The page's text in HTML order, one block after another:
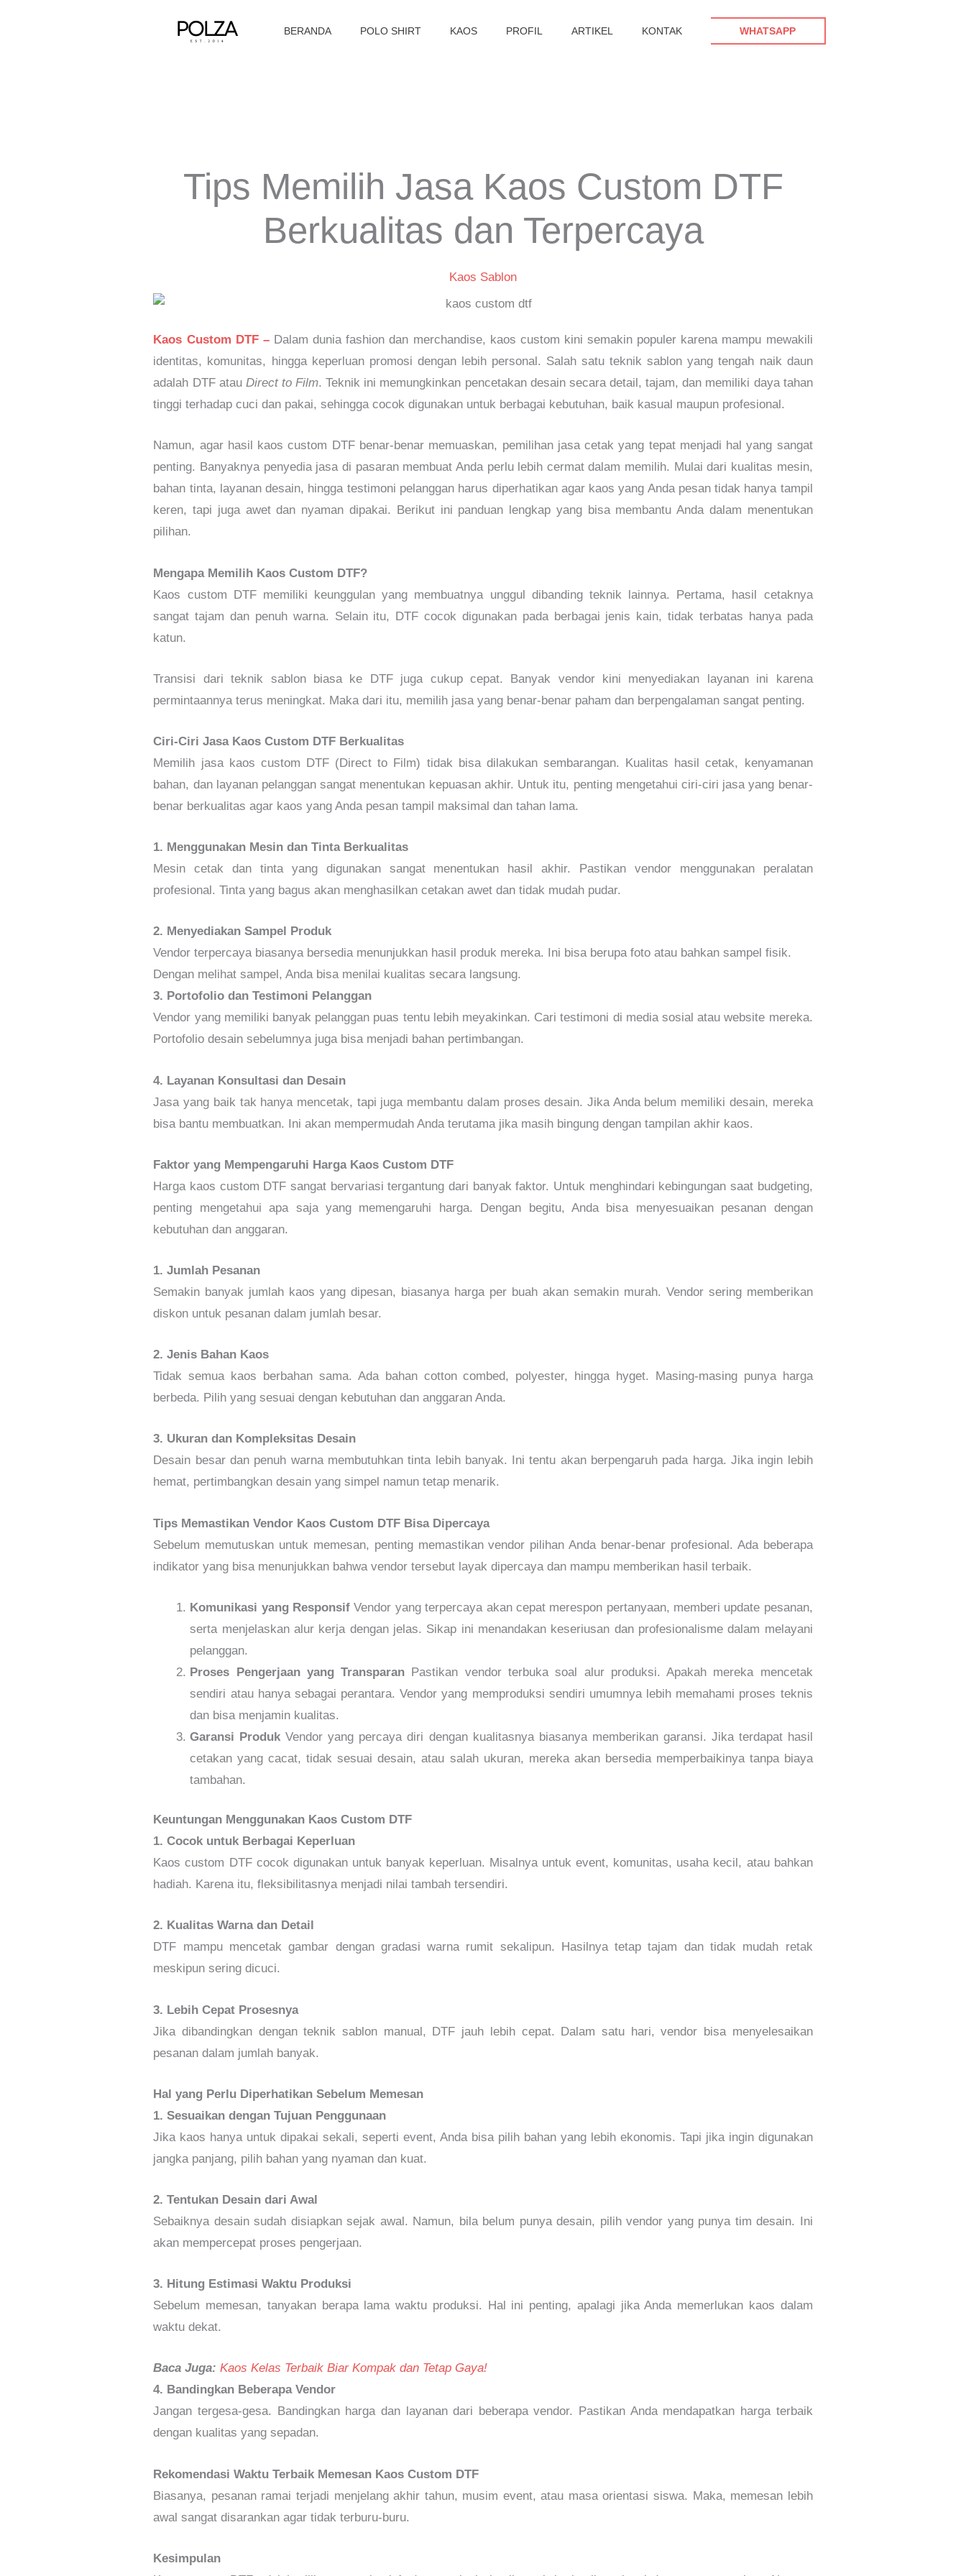
BERANDA POLO SHIRT KAOS PROFIL ARTIKEL KONTAK WHATSAPP
Tips Memilih Jasa Kaos Custom DTF
Berkualitas dan Terpercaya
Kaos Sablon
Kaos Custom DTF – Dalam dunia fashion dan merchandise, kaos custom kini semakin populer karena mampu mewakili
identitas, komunitas, hingga keperluan promosi dengan lebih personal. Salah satu teknik sablon yang tengah naik daun
adalah DTF atau Direct to Film. Teknik ini memungkinkan pencetakan desain secara detail, tajam, dan memiliki daya tahan
tinggi terhadap cuci dan pakai, sehingga cocok digunakan untuk berbagai kebutuhan, baik kasual maupun profesional.
Namun, agar hasil kaos custom DTF benar-benar memuaskan, pemilihan jasa cetak yang tepat menjadi hal yang sangat
penting. Banyaknya penyedia jasa di pasaran membuat Anda perlu lebih cermat dalam memilih. Mulai dari kualitas mesin,
bahan tinta, layanan desain, hingga testimoni pelanggan harus diperhatikan agar kaos yang Anda pesan tidak hanya tampil
keren, tapi juga awet dan nyaman dipakai. Berikut ini panduan lengkap yang bisa membantu Anda dalam menentukan
pilihan.
Mengapa Memilih Kaos Custom DTF?
Kaos custom DTF memiliki keunggulan yang membuatnya unggul dibanding teknik lainnya. Pertama, hasil cetaknya
sangat tajam dan penuh warna. Selain itu, DTF cocok digunakan pada berbagai jenis kain, tidak terbatas hanya pada
katun.
Transisi dari teknik sablon biasa ke DTF juga cukup cepat. Banyak vendor kini menyediakan layanan ini karena
permintaannya terus meningkat. Maka dari itu, memilih jasa yang benar-benar paham dan berpengalaman sangat penting.
Ciri-Ciri Jasa Kaos Custom DTF Berkualitas
Memilih jasa kaos custom DTF (Direct to Film) tidak bisa dilakukan sembarangan. Kualitas hasil cetak, kenyamanan
bahan, dan layanan pelanggan sangat menentukan kepuasan akhir. Untuk itu, penting mengetahui ciri-ciri jasa yang benar-
benar berkualitas agar kaos yang Anda pesan tampil maksimal dan tahan lama.
1. Menggunakan Mesin dan Tinta Berkualitas
Mesin cetak dan tinta yang digunakan sangat menentukan hasil akhir. Pastikan vendor menggunakan peralatan
profesional. Tinta yang bagus akan menghasilkan cetakan awet dan tidak mudah pudar.
2. Menyediakan Sampel Produk
Vendor terpercaya biasanya bersedia menunjukkan hasil produk mereka. Ini bisa berupa foto atau bahkan sampel fisik.
Dengan melihat sampel, Anda bisa menilai kualitas secara langsung.
3. Portofolio dan Testimoni Pelanggan
Vendor yang memiliki banyak pelanggan puas tentu lebih meyakinkan. Cari testimoni di media sosial atau website mereka.
Portofolio desain sebelumnya juga bisa menjadi bahan pertimbangan.
4. Layanan Konsultasi dan Desain
Jasa yang baik tak hanya mencetak, tapi juga membantu dalam proses desain. Jika Anda belum memiliki desain, mereka
bisa bantu membuatkan. Ini akan mempermudah Anda terutama jika masih bingung dengan tampilan akhir kaos.
Faktor yang Mempengaruhi Harga Kaos Custom DTF
Harga kaos custom DTF sangat bervariasi tergantung dari banyak faktor. Untuk menghindari kebingungan saat budgeting,
penting mengetahui apa saja yang memengaruhi harga. Dengan begitu, Anda bisa menyesuaikan pesanan dengan
kebutuhan dan anggaran.
1. Jumlah Pesanan
Semakin banyak jumlah kaos yang dipesan, biasanya harga per buah akan semakin murah. Vendor sering memberikan
diskon untuk pesanan dalam jumlah besar.
2. Jenis Bahan Kaos
Tidak semua kaos berbahan sama. Ada bahan cotton combed, polyester, hingga hyget. Masing-masing punya harga
berbeda. Pilih yang sesuai dengan kebutuhan dan anggaran Anda.
3. Ukuran dan Kompleksitas Desain
Desain besar dan penuh warna membutuhkan tinta lebih banyak. Ini tentu akan berpengaruh pada harga. Jika ingin lebih
hemat, pertimbangkan desain yang simpel namun tetap menarik.
Tips Memastikan Vendor Kaos Custom DTF Bisa Dipercaya
Sebelum memutuskan untuk memesan, penting memastikan vendor pilihan Anda benar-benar profesional. Ada beberapa
indikator yang bisa menunjukkan bahwa vendor tersebut layak dipercaya dan mampu memberikan hasil terbaik.
Komunikasi yang Responsif Vendor yang terpercaya akan cepat merespon pertanyaan, memberi update pesanan,
serta menjelaskan alur kerja dengan jelas. Sikap ini menandakan keseriusan dan profesionalisme dalam melayani
pelanggan.
Proses Pengerjaan yang Transparan Pastikan vendor terbuka soal alur produksi. Apakah mereka mencetak
sendiri atau hanya sebagai perantara. Vendor yang memproduksi sendiri umumnya lebih memahami proses teknis
dan bisa menjamin kualitas.
Garansi Produk Vendor yang percaya diri dengan kualitasnya biasanya memberikan garansi. Jika terdapat hasil
cetakan yang cacat, tidak sesuai desain, atau salah ukuran, mereka akan bersedia memperbaikinya tanpa biaya
tambahan.
Keuntungan Menggunakan Kaos Custom DTF
1. Cocok untuk Berbagai Keperluan
Kaos custom DTF cocok digunakan untuk banyak keperluan. Misalnya untuk event, komunitas, usaha kecil, atau bahkan
hadiah. Karena itu, fleksibilitasnya menjadi nilai tambah tersendiri.
2. Kualitas Warna dan Detail
DTF mampu mencetak gambar dengan gradasi warna rumit sekalipun. Hasilnya tetap tajam dan tidak mudah retak
meskipun sering dicuci.
3. Lebih Cepat Prosesnya
Jika dibandingkan dengan teknik sablon manual, DTF jauh lebih cepat. Dalam satu hari, vendor bisa menyelesaikan
pesanan dalam jumlah banyak.
Hal yang Perlu Diperhatikan Sebelum Memesan
1. Sesuaikan dengan Tujuan Penggunaan
Jika kaos hanya untuk dipakai sekali, seperti event, Anda bisa pilih bahan yang lebih ekonomis. Tapi jika ingin digunakan
jangka panjang, pilih bahan yang nyaman dan kuat.
2. Tentukan Desain dari Awal
Sebaiknya desain sudah disiapkan sejak awal. Namun, bila belum punya desain, pilih vendor yang punya tim desain. Ini
akan mempercepat proses pengerjaan.
3. Hitung Estimasi Waktu Produksi
Sebelum memesan, tanyakan berapa lama waktu produksi. Hal ini penting, apalagi jika Anda memerlukan kaos dalam
waktu dekat.
Baca Juga: Kaos Kelas Terbaik Biar Kompak dan Tetap Gaya!
4. Bandingkan Beberapa Vendor
Jangan tergesa-gesa. Bandingkan harga dan layanan dari beberapa vendor. Pastikan Anda mendapatkan harga terbaik
dengan kualitas yang sepadan.
Rekomendasi Waktu Terbaik Memesan Kaos Custom DTF
Biasanya, pesanan ramai terjadi menjelang akhir tahun, musim event, atau masa orientasi siswa. Maka, memesan lebih
awal sangat disarankan agar tidak terburu-buru.
Kesimpulan